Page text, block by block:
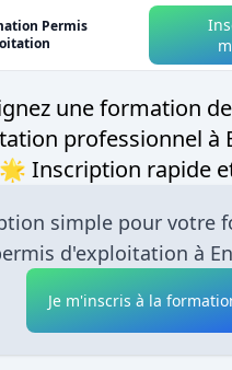
Permis
une formation
professionnel à
Inscription rapide
simple pour votre
d'exploitation à
Je m'inscris à la